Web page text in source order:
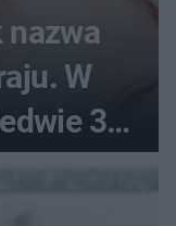
nazwa
W
3